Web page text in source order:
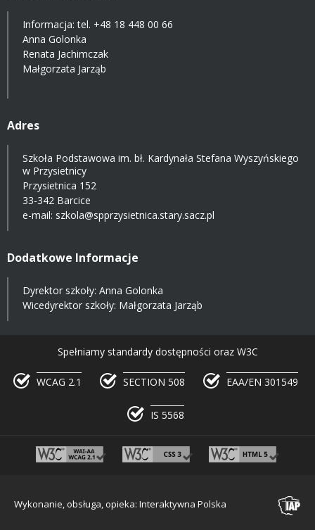
Informacja: tel. +48 18 448 00 66
Anna Golonka
Renata Jachimczak
Małgorzata Jarząb
Adres
Szkoła Podstawowa im. bł. Kardynała Stefana Wyszyńskiego
w Przysietnicy
Przysietnica 152
33-342 Barcice
e-mail: szkola@spprzysietnica.stary.sacz.pl
Dodatkowe Informacje
Dyrektor szkoły: Anna Golonka
Wicedyrektor szkoły: Małgorzata Jarząb
Spełniamy standardy dostępności oraz W3C
WCAG 2.1 SECTION 508 EAA/EN 301549
IS 5568
Wykonanie, obsługa, opieka: Interaktywna Polska